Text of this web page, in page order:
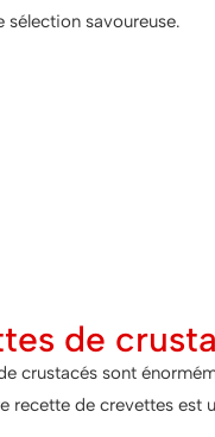
savoureuse.
de
crustacés sont
recette de crevettes est